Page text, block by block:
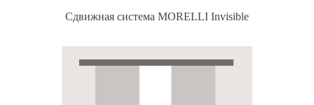
Сдвижная система MORELLI Invisible